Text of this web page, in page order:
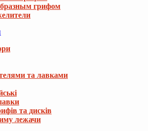
грифом
та лавками
та дисків
лежачи